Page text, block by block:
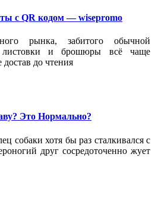
c QR кодом — wisepromo
рынка, забитого обычной
листовки и брошюры всё чаще
до чтения
Это Нормально?
собаки хотя бы раз сталкивался с
друг сосредоточенно жует